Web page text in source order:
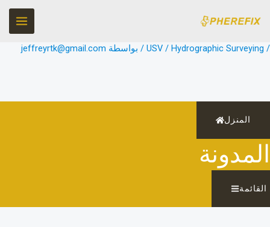
USV / Hydrographic/ بواسطة jeffreyrtk@gmail.com
المنزل